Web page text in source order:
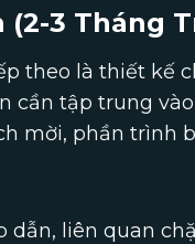
3 Tháng
theo là thiết kế
cần tập trung
mời, phần trình
liên quan